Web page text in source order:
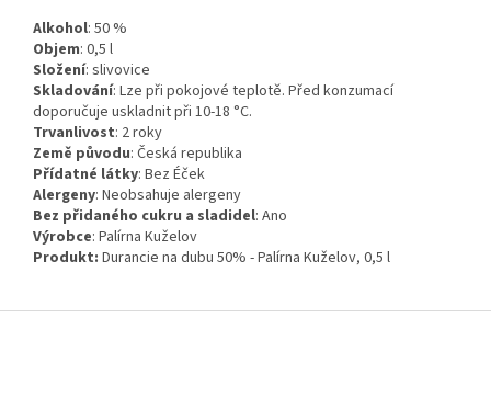
Alkohol: 50%
Objem: 0,5 l
Složení: slivovice
Skladování: Lze při pokojové teplotě. Před konzumací
doporučuje uskladnit při 10-18 °C.
Trvanlivost: 2 roky
Země původu: Česká republika
Přídatné látky: Bez Éček
Alergeny: Neobsahuje alergeny
Bez přidaného cukru a sladidel: Ano
Výrobce: Palírna Kuželov
Produkt: Durancie na dubu 50% - Palírna Kuželov, 0,5 l